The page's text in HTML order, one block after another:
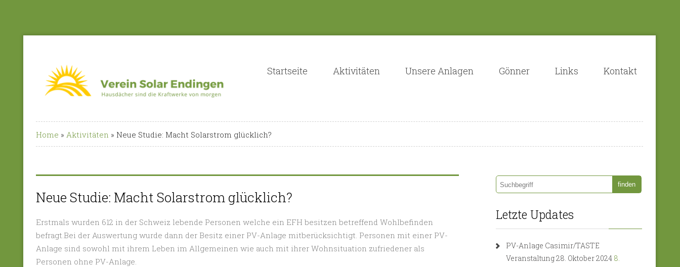
Startseite Aktivitäten Unsere Anlagen Gönner Links Kontakt
Home » Aktivitäten » Neue Studie: Macht Solarstrom glücklich?
Neue Studie: Macht Solarstrom glücklich?
Erstmals wurden 612 in der Schweiz lebende Personen welche ein EFH besitzen betreffend Wohlbefinden
befragt.Bei der Auswertung wurde dann der Besitz einer PV-Anlage mitberücksichtigt. Personen mit einer PV-
Anlage sind sowohl mit ihrem Leben im Allgemeinen wie auch mit ihrer Wohnsituation zufriedener als
Personen ohne PV-Anlage.
Letzte Updates
PV-Anlage Casimir/TASTE
Veranstaltung 28. Oktober 2024 8.